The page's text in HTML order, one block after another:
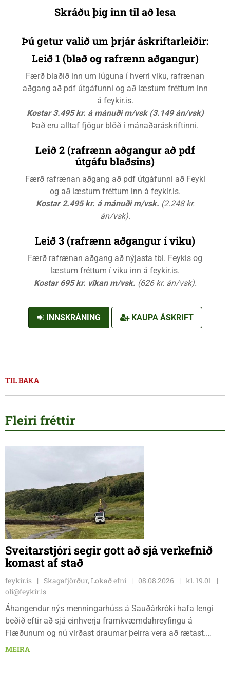
Skráðu þig inn til að lesa
Þú getur valið um þrjár áskriftarleiðir:
Leið 1 (blað og rafrænn aðgangur)
Færð blaðið inn um lúguna í hverri viku, rafrænan
aðgang að pdf útgáfunni og að læstum fréttum inn
á feykir.is.
Kostar 3.495 kr. á mánuði m/vsk (3.149 án/vsk)
Það eru alltaf fjögur blöð í mánaðaráskriftinni.
Leið 2 (rafrænn aðgangur að pdf
útgáfu blaðsins)
Færð rafrænan aðgang að pdf útgáfunni að Feyki
og að læstum fréttum inn á feykir.is.
Kostar 2.495 kr. á mánuði m/vsk. (2.248 kr.
án/vsk).
Leið 3 (rafrænn aðgangur í viku)
Færð rafrænan aðgang að nýjasta tbl. Feykis og
læstum fréttum í viku inn á feykir.is.
Kostar 695 kr. vikan m/vsk. (626 kr. án/vsk).
INNSKRÁNING KAUPA ÁSKRIFT
TIL BAKA
Fleiri fréttir
Sveitarstjóri segir gott að sjá verkefnið
komast af stað
feykir.is Skagafjörður, Lokað efni 08.08.2026
kl. 19.01
oli@feykir.is
Áhangendur nýs menningarhúss á Sauðárkróki hafa lengi
beðið eftir að sjá einhverja framkvæmdahreyfingu á
Flæðunum og nú virðast draumar þeirra vera að rætast.
Þórður Hansen mætti með tæki og tól og hóf
og sagði Magnús Barðdal sveitarstjóri það vera virkilega
MEIRA